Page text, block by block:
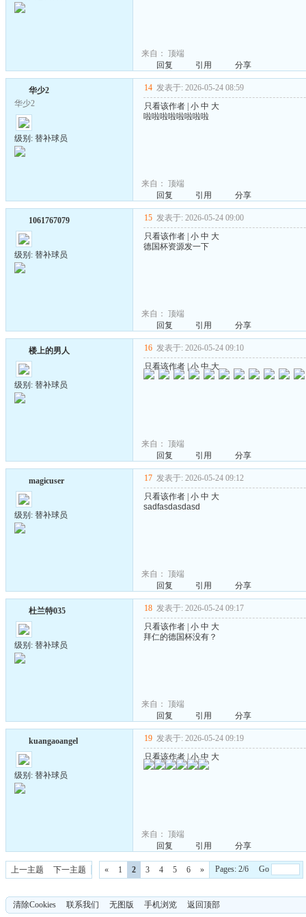
来自： 顶端
回复
引用 分享
华少2
华少2
级别: 替补球员
14 发表于: 2026-05-24 08:59
只看该作者 小 中 大
啦啦啦啦啦啦啦啦
来自： 顶端
回复
引用 分享
1061767079
级别: 替补球员
15 发表于: 2026-05-24 09:00
只看该作者 小 中 大
德国杯资源发一下
来自： 顶端
回复
引用 分享
楼上的男人
级别: 替补球员
16 发表于: 2026-05-24 09:10
只看该作者 |小 中 大
来自： 顶端
回复
引用 分享
magicuser
级别: 替补球员
17 发表于: 2026-05-24 09:12
只看该作者 小 中 大
sadfasdasdasd
来自： 顶端
回复
引用 分享
杜兰特035
级别: 替补球员
18 发表于: 2026-05-24 09:17
只看该作者 小 中 大
拜仁的德国杯没有？
来自： 顶端
回复
引用 分享
kuangaoangel
级别: 替补球员
19 发表于: 2026-05-24 09:19
只看该作者 |小 中 大
来自： 顶端
回复
引用 分享
上一主题 下一主题 « 1 2 3 4 5 6 » Pages: 2/6 Go
清除Cookies 联系我们 无图版 手机浏览 返回顶部